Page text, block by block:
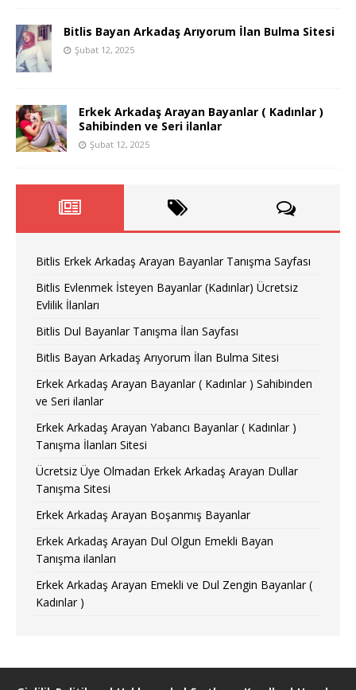
Bitlis Bayan Arkadaş Arıyorum İlan Bulma Sitesi
Şubat 12, 2025
Erkek Arkadaş Arayan Bayanlar ( Kadınlar )
Sahibinden ve Seri ilanlar
Şubat 12, 2025
Bitlis Erkek Arkadaş Arayan Bayanlar Tanışma Sayfası
Bitlis Evlenmek İsteyen Bayanlar (Kadınlar) Ücretsiz
Evlilik İlanları
Bitlis Dul Bayanlar Tanışma İlan Sayfası
Bitlis Bayan Arkadaş Arıyorum İlan Bulma Sitesi
Erkek Arkadaş Arayan Bayanlar ( Kadınlar ) Sahibinden
ve Seri ilanlar
Erkek Arkadaş Arayan Yabancı Bayanlar ( Kadınlar )
Tanışma İlanları Sitesi
Ücretsiz Üye Olmadan Erkek Arkadaş Arayan Dullar
Tanışma Sitesi
Erkek Arkadaş Arayan Boşanmış Bayanlar
Erkek Arkadaş Arayan Dul Olgun Emekli Bayan
Tanışma ilanları
Erkek Arkadaş Arayan Emekli ve Dul Zengin Bayanlar (
Kadınlar )